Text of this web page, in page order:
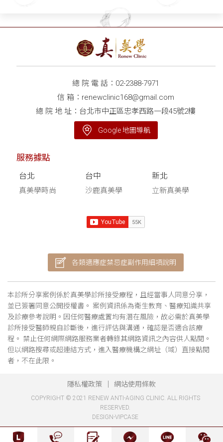
殲滅抬頭紋/細紋/皺眉紋
額頭年輕化一步到位！
擇—自體筋膜回填
總 院 電 話： 02-2388-7971
信 箱： renewclinic168@gmail.com
總 院 地 址：台北市中正區忠孝西路一段45號2樓
Google 地圖導航
服務據點
台北
真美學時尚
台中
沙鹿真美學
新北
立新真美學
各類適應症禁忌症副作用細項說明
本診所分享案例係於真美學診所接受療程，且經當事人同意分享，
並已簽署同意公開授權書。 案例資訊係為衛生教育、醫療知識共享
及診療參考說明。因任何醫療處置均有潛在風險，故必需於真美學
診所接受醫師親自診斷後，進行評估與溝通，確認是否適合該療
程。 禁止任何網際網路服務業者轉錄其網路資訊之內容供人點閱。
但以網路搜尋或超連結方式，進入醫療機構之網址（域）直接點閱
者，不在此限。
隱私權政策 網站使用條款
COPYRIGHT © 2021 RENEW ANTI-AGING CLINIC. ALL RIGHTS
RESERVED.
DESIGN-VIPCASE